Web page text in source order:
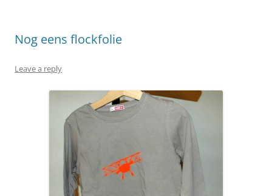
Nog eens flockfolie
Leave a reply